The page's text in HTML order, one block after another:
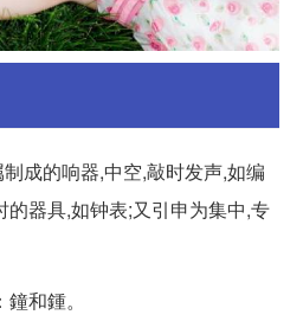
成的响器,中空,敲时发声,如编
器具,如钟表;又引申为集中,专
和鍾。